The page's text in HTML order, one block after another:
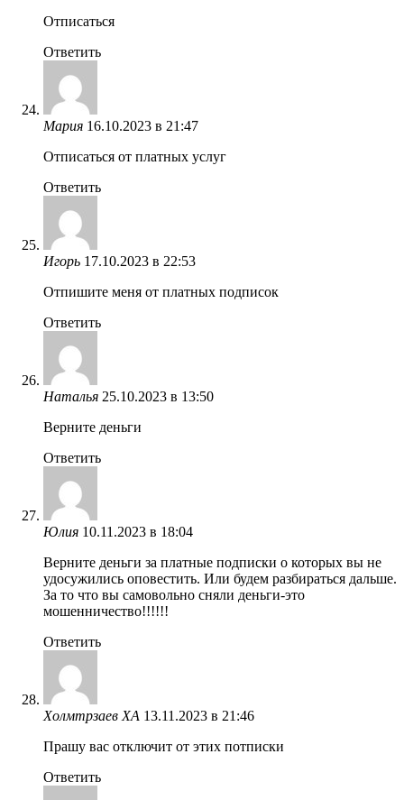
Отписаться
Ответить
Мария 16.10.2023 в 21:47
Отписаться от платных услуг
Ответить
Игорь 17.10.2023 в 22:53
Отпишите меня от платных подписок
Ответить
Наталья 25.10.2023 в 13:50
Верните деньги
Ответить
Юлия 10.11.2023 в 18:04
Верните деньги за платные подписки о которых вы не
удосужились оповестить. Или будем разбираться дальше.
За то что вы самовольно сняли деньги-это
мошенничество!!!!!!
Ответить
Холмтрзаев ХА 13.11.2023 в 21:46
Прашу вас отключит от этих потписки
Ответить